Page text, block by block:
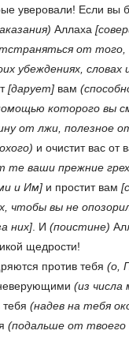
уверовали! Если вы
Аллаха
от
убеждениях, словах
[дарует] вам
которого вы
от лжи, полезное
и очистит вас от
те ваши прежние
и Им] и простит вам
чтобы вы не
них] . И (поистине)
щедрости!
против тебя (о,
(из числа
(надев на тебя
(подальше от твоего